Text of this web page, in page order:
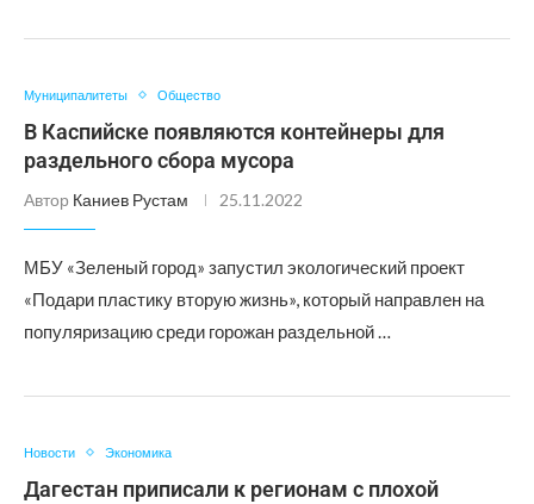
Муниципалитеты Общество
В Каспийске появляются контейнеры для
раздельного сбора мусора
Автор Каниев Рустам 25.11.2022
МБУ «Зеленый город» запустил экологический проект
«Подари пластику вторую жизнь», который направлен на
популяризацию среди горожан раздельной …
Новости Экономика
Дагестан приписали к регионам с плохой